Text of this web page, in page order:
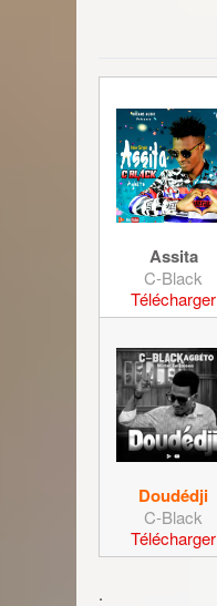
Assita
C-Black
Télécharger
Doudédji
C-Black
Télécharger
.